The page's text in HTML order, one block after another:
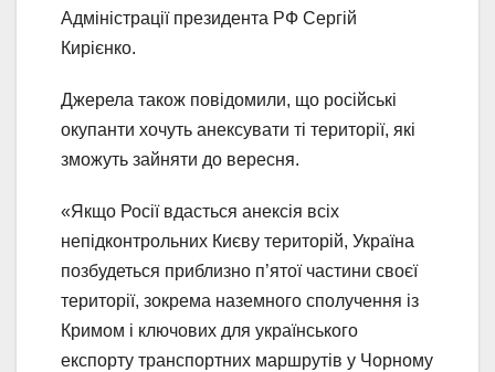
Адміністрації президента РФ Сергій
Кирієнко.
Джерела також повідомили, що російські
окупанти хочуть анексувати ті території, які
зможуть зайняти до вересня.
«Якщо Росії вдасться анексія всіх
непідконтрольних Києву територій, Україна
позбудеться приблизно п’ятої частини своєї
території, зокрема наземного сполучення із
Кримом і ключових для українського
експорту транспортних маршрутів у Чорному